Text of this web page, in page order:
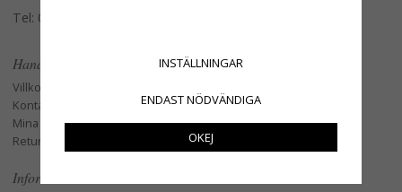
Tel: 079-3495968
Handla
Villkor
Kontakta oss
Mina favoriter
Retur och Reklamation
Information
INSTÄLLNINGAR
ENDAST NÖDVÄNDIGA
OKEJ